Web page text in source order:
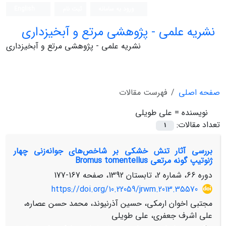
نشریه علمی - پژوهشی مرتع و آبخیزداری
نشریه علمی - پژوهشی مرتع و آبخیزداری
صفحه اصلی
فهرست مقالات
نویسنده = علی طویلی
تعداد مقالات:
1
بررسی آثار تنش خشکی بر شاخص‌‌‌های جوانه‌زنی چهار
ژنوتیپ گونه مرتعی Bromus tomentellus
دوره 66، شماره 2، تابستان 1392، صفحه
167-177
https://doi.org/10.22059/jrwm.2013.35570
مجتبی اخوان ارمکی، حسین آذرنیوند، محمد حسن عصاره،
علی اشرف جعفری، علی طویلی